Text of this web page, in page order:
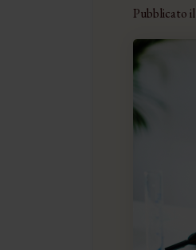
Pubblicato il